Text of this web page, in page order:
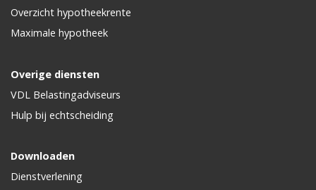
Overzicht hypotheekrente
Maximale hypotheek
Overige diensten
VDL Belastingadviseurs
Hulp bij echtscheiding
Downloaden
Dienstverlening